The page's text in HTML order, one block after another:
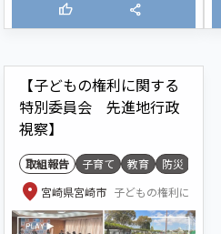
thumb_up share
【子どもの権利に関する
特別委員会 先進地行政
視察】
取組報告 子育て 教育 防災
location_on 宮崎県宮崎市 子どもの権利に関す